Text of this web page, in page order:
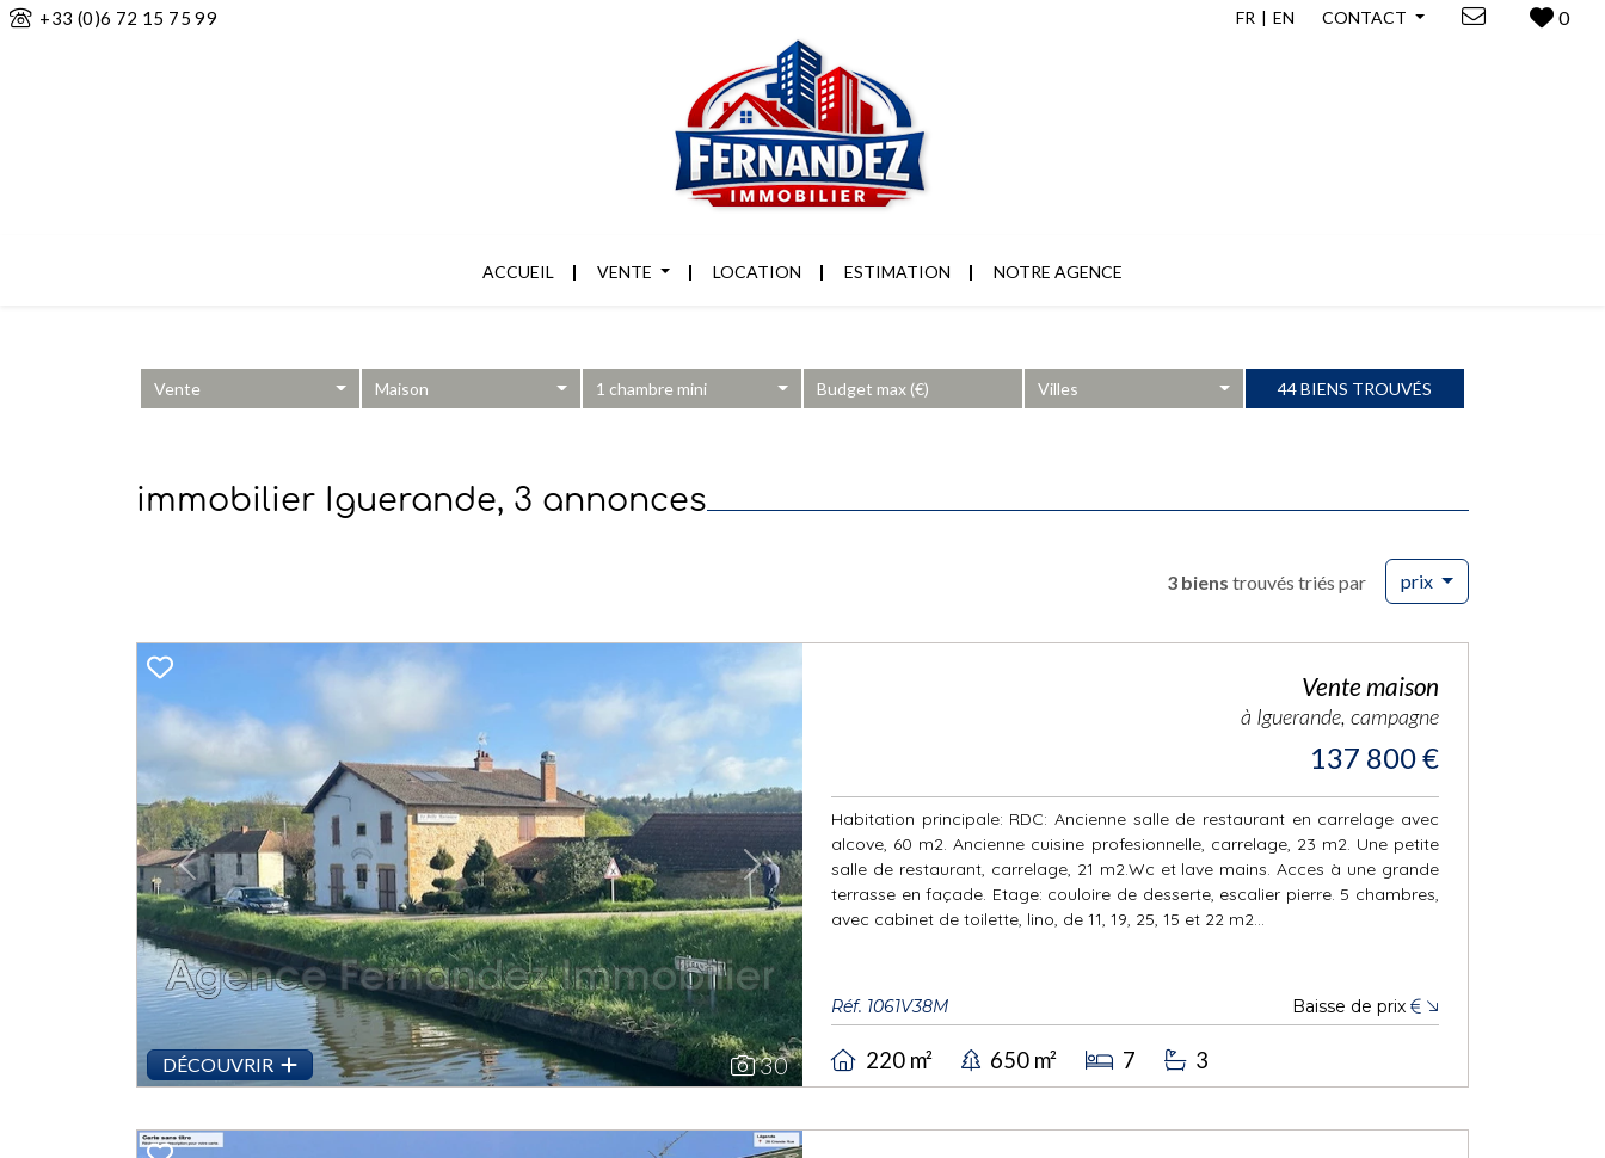
+33 (0)6 72 15 75 99 FR EN CONTACT 0
ACCUEIL VENTE LOCATION ESTIMATION NOTRE AGENCE
Vente Maison 1 chambre mini Villes 44 BIENS TROUVÉS
immobilier Iguerande, 3 annonces
3 biens trouvés triés par prix
Previous Next
DÉCOUVRIR 30
Vente maison
à Iguerande, campagne
137 800 €
Habitation principale: RDC: Ancienne salle de restaurant en carrelage avec
alcove, 60 m2. Ancienne cuisine profesionnelle, carrelage, 23 m2. Une petite
salle de restaurant, carrelage, 21 m2.Wc et lave mains. Acces à une grande
terrasse en façade. Etage: couloire de desserte, escalier pierre. 5 chambres,
avec cabinet de toilette, lino, de 11, 19, 25, 15 et 22 m2...
Réf. 1061V38M Baisse de prix €
220 m² 650 m² 7 3